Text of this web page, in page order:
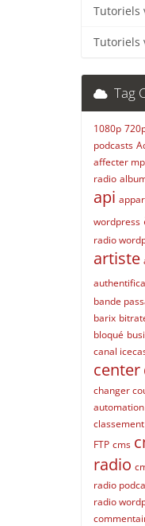
Tag
1080p
podcasts
affecter
radio
api
wordpress
radio
artiste
bande
barix
bloqué
canal
center
changer
automation
FTP cms
radio
radio
radio